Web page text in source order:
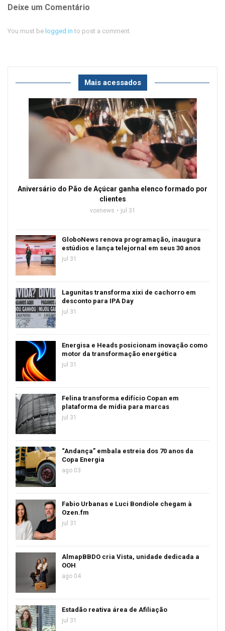
Deixe um Comentário
You must be logged in to post a comment.
Mais acessados
Aniversário do Pão de Açúcar ganha elenco formado por
clientes
voxnews jul 31
GloboNews renova programação, inaugura
estúdios e lança telejornal em seus 30 anos
jul 31
Lagunitas transforma xixi de cachorro em
desconto para IPA Day
jul 31
Energisa e Heads posicionam inovação como
motor da transformação energética
jul 31
Felina transforma edifício Copan em
plataforma de mídia para marcas
jul 31
“Andança” embala estreia dos 70 anos da
Copa Energia
ago 03
Fabio Urbanas e Luci Bondiole chegam à
Ozen.fm
jul 31
AlmapBBDO cria Vista, unidade dedicada a
OOH
ago 04
Estadão reativa área de Afiliação
jul 31